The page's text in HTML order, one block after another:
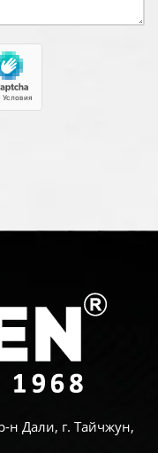
н Дали, г. Тайчжун,